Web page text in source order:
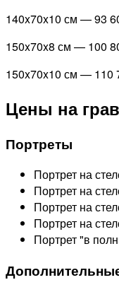
140x70x10 см —93
150x70x8 см — 100
150x70x10 см — 110
Цены на
Портреты
Портрет на
Портрет на
Портрет на
Портрет на
Портрет "в